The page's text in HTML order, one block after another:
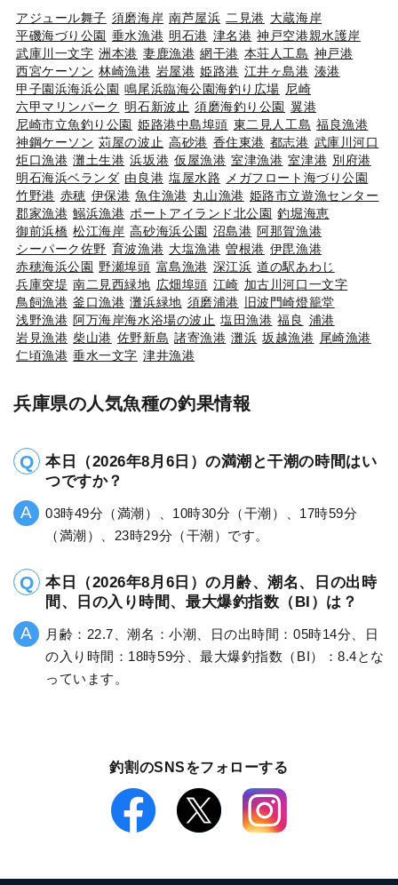
アジュール舞子 須磨海岸 南芦屋浜 二見港 大蔵海岸
平磯海づり公園 垂水漁港 明石港 津名港 神戸空港親水護岸
武庫川一文字 洲本港 妻鹿漁港 網干港 本荘人工島 神戸港
西宮ケーソン 林崎漁港 岩屋港 姫路港 江井ヶ島港 湊港
甲子園浜海浜公園 鳴尾浜臨海公園海釣り広場 尼崎
六甲マリンパーク 明石新波止 須磨海釣り公園 翼港
尼崎市立魚釣り公園 姫路港中島埠頭 東二見人工島 福良漁港
神鋼ケーソン 苅屋の波止 高砂港 香住東港 都志港 武庫川河口
炬口漁港 灘土生港 浜坂港 仮屋漁港 室津漁港 室津港 別府港
明石海浜ベランダ 由良港 塩屋水路
メガフロート海づり公園
竹野港 赤穂 伊保港 魚住漁港 丸山漁港 姫路市立遊漁センター
郡家漁港 鰯浜漁港 ポートアイランド北公園 釣堀海恵
御前浜橋 松江海岸 高砂海浜公園 沼島港 阿那賀漁港
シーパーク佐野 育波漁港 大塩漁港 曽根港 伊毘漁港
赤穂海浜公園 野瀬埠頭 富島漁港 深江浜 道の駅あわじ
兵庫突堤 南二見西緑地 広畑埠頭 江崎 加古川河口一文字
鳥飼漁港 釜口漁港 灘浜緑地 須磨浦港 旧波門崎燈籠堂
浅野漁港 阿万海岸海水浴場の波止 塩田漁港 福良 浦港
岩見漁港 柴山港 佐野新島 諸寄漁港 灘浜 坂越漁港 尾崎漁港
仁頃漁港 垂水一文字 津井漁港
兵庫県の人気魚種の釣果情報
本日（2026年8月6日）の満潮と干潮の時間はい
つですか？
03時49分（満潮）、10時30分（干潮）、17時59分
（満潮）、23時29分（干潮）です。
本日（2026年8月6日）の月齢、潮名、日の出時
間、日の入り時間、最大爆釣指数（BI）は？
月齢：22.7、潮名：小潮、日の出時間：05時14分、日
の入り時間：18時59分、最大爆釣指数（BI）：8.4とな
っています。
釣割のSNSをフォローする